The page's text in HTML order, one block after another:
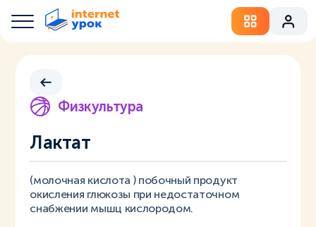
Физкультура
Лактат
(молочная кислота ) побочный продукт
окисления глюкозы при недостаточном
снабжении мышц кислородом.